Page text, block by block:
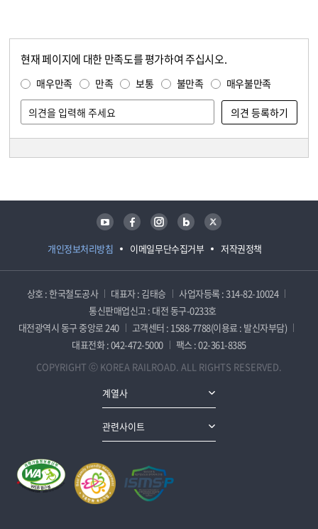
현재 페이지에 대한 만족도를 평가하여 주십시오.
매우만족 만족 보통 불만족 매우불만족
개인정보처리방침 이메일무단수집거부 저작권정책
유튜브 페이스북 인스타그램 블로그 트위터
상호 : 한국철도공사 대표자 : 김태승
사업자등록 : 314-82-10024
통신판매업신고 : 대전 동구-0233호
대전광역시 동구 중앙로 240
고객센터 : 1588-7788(이용료 : 발신자부담)
대표전화 : 042-472-5000
팩스 : 02-361-8385
COPYRIGHT ⓒ KOREA RAILROAD. ALL RIGHTS RESERVED.
계열사
관련사이트